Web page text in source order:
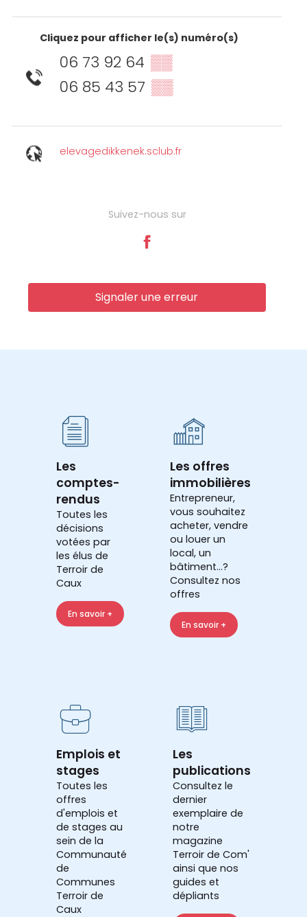
Cliquez pour afficher le(s) numéro(s)
06 73 92 64 ▒▒
06 85 43 57 ▒▒
elevagedikkenek.sclub.fr
Suivez-nous sur
Signaler une erreur
Les
comptes-
rendus
Toutes les
décisions
votées par
les élus de
Terroir de
Caux
En savoir +
Les offres
immobilières
Entrepreneur,
vous souhaitez
acheter, vendre
ou louer un
local, un
bâtiment...?
Consultez nos
offres
En savoir +
Emplois et
stages
Toutes les
offres
d'emplois et
de stages au
sein de la
Communauté
de
Communes
Terroir de
Caux
Les
publications
Consultez le
dernier
exemplaire de
notre
magazine
Terroir de Com'
ainsi que nos
guides et
dépliants